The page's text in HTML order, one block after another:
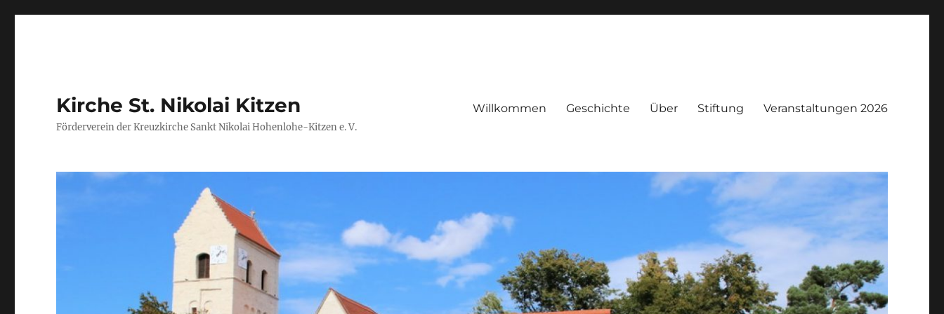
Kirche St. Nikolai Kitzen
Förderverein der Kreuzkirche Sankt Nikolai Hohenlohe-Kitzen e. V.
Willkommen Geschichte Über Stiftung Veranstaltungen 2026